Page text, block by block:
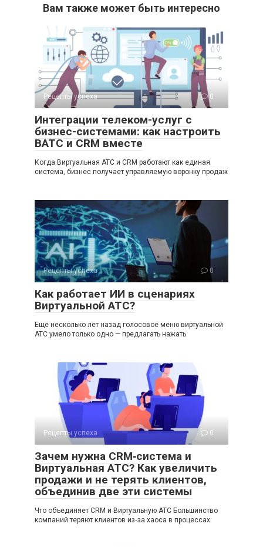
Вам также может быть интересно
Рецепты успеха 0
Интеграции телеком-услуг с
бизнес-системами: как настроить
ВАТС и CRM вместе
Когда Виртуальная АТС и CRM работают как единая
система, бизнес получает управляемую воронку продаж
Рецепты успеха 0
Как работает ИИ в сценариях
Виртуальной АТС?
Ещё несколько лет назад голосовое меню виртуальной
АТС умело только одно — предлагать нажать
Рецепты успеха 0
Зачем нужна CRM‑система и
Виртуальная АТС? Как увеличить
продажи и не терять клиентов,
объединив две эти системы
Что объединяет CRM и Виртуальную АТС Большинство
компаний теряют клиентов из‑за хаоса в процессах: